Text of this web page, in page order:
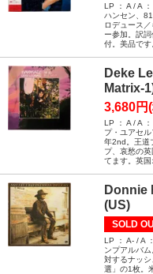
LP ： A / A
ハンセン、
ロデュース
ー参加。訳
付。美品です
Deke
Matrix-
3,680円
LP ： A / A
プ・ユアセ
年2nd。王道
プ、哀愁の
てます。英国
Donnie
(US)
SOLD
LP ： A- / A
ンプアルバ
対するナッ
選」の1枚。